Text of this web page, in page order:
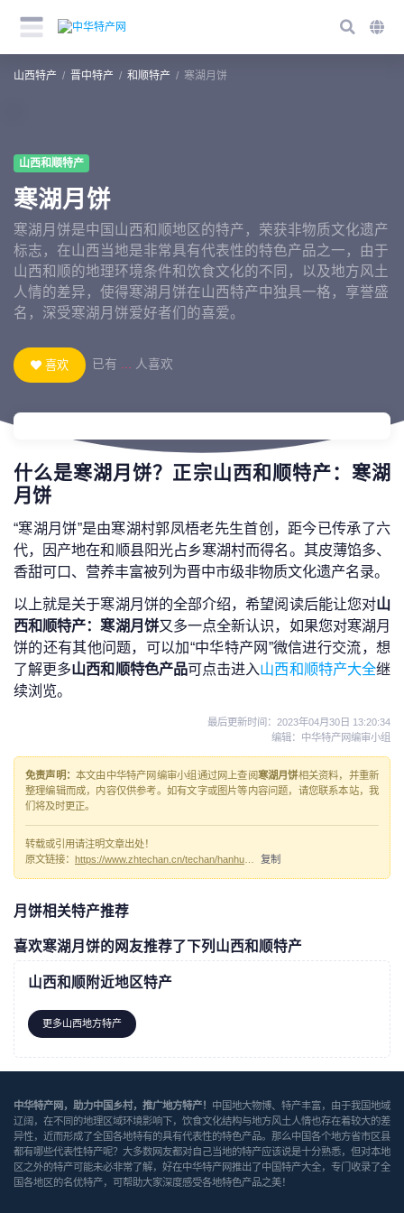
山西特产 晋中特产 和顺特产 寒湖月饼
山西和顺特产
寒湖月饼
寒湖月饼是中国山西和顺地区的特产，荣获非物质文化遗产
标志，在山西当地是非常具有代表性的特色产品之一，由于
山西和顺的地理环境条件和饮食文化的不同，以及地方风土
人情的差异，使得寒湖月饼在山西特产中独具一格，享誉盛
名，深受寒湖月饼爱好者们的喜爱。
喜欢 已有 人喜欢
什么是寒湖月饼？正宗山西和顺特产：寒湖
月饼
“寒湖月饼”是由寒湖村郭凤梧老先生首创，距今已传承了六
代，因产地在和顺县阳光占乡寒湖村而得名。其皮薄馅多、
香甜可口、营养丰富被列为晋中市级非物质文化遗产名录。
以上就是关于寒湖月饼的全部介绍，希望阅读后能让您对山
西和顺特产：寒湖月饼又多一点全新认识，如果您对寒湖月
饼的还有其他问题，可以加“中华特产网”微信进行交流，想
了解更多山西和顺特色产品可点击进入山西和顺特产大全继
续浏览。
最后更新时间： 2023年04月30日 13:20:34
编辑：中华特产网编审小组
免责声明：本文由中华特产网编审小组通过网上查阅寒湖月饼相关资料，并重新
整理编辑而成，内容仅供参考。如有文字或图片等内容问题，请您联系本站，我
们将及时更正。
转载或引用请注明文章出处！
原文链接：
复制
月饼相关特产推荐
喜欢寒湖月饼的网友推荐了下列山西和顺特产
山西和顺附近地区特产
更多山西地方特产
中华特产网，助力中国乡村，推广地方特产！ 中国地大物博、特产丰富，由于我国地域
辽阔，在不同的地理区域环境影响下，饮食文化结构与地方风土人情也存在着较大的差
异性，近而形成了全国各地特有的具有代表性的特色产品。那么中国各个地方省市区县
都有哪些代表性特产呢？大多数网友都对自己当地的特产应该说是十分熟悉，但对本地
区之外的特产可能未必非常了解，好在中华特产网推出了中国特产大全，专门收录了全
国各地区的名优特产，可帮助大家深度感受各地特色产品之美！